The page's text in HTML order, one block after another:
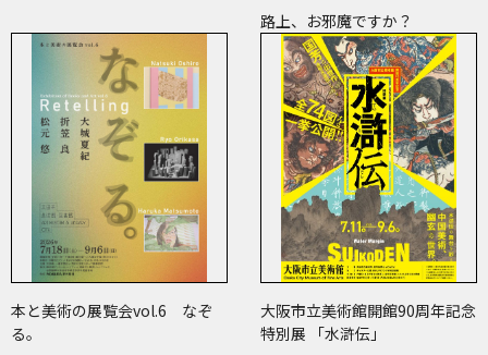
路上、お邪魔ですか？
本と美術の展覧会vol.6 なぞ
る。
大阪市立美術館開館90周年記念
特別展 「水滸伝」